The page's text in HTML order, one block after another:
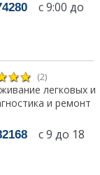
с 9:00 до
(2)
легковых и
и ремонт
с 9 до 18